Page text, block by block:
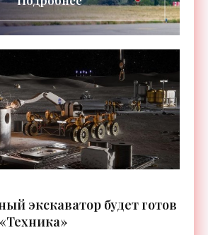
экскаватор будет готов